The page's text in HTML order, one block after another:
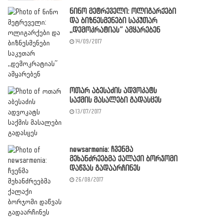
ნინო მეტრეველი: ოლიგარქები
და ბიზნესმენები საკუთარ
,,დემოკრატიას” ამყარებენ
14/09/2017
ოთარ აბესაძის ადვოკატს
საქმის მასალები გადასცეს
13/07/2017
newsarmenia: ჩვენმა
მეხანძრეებმა ქალაქი ბორჯომი
დაწვას გადაარჩინეს
26/08/2017